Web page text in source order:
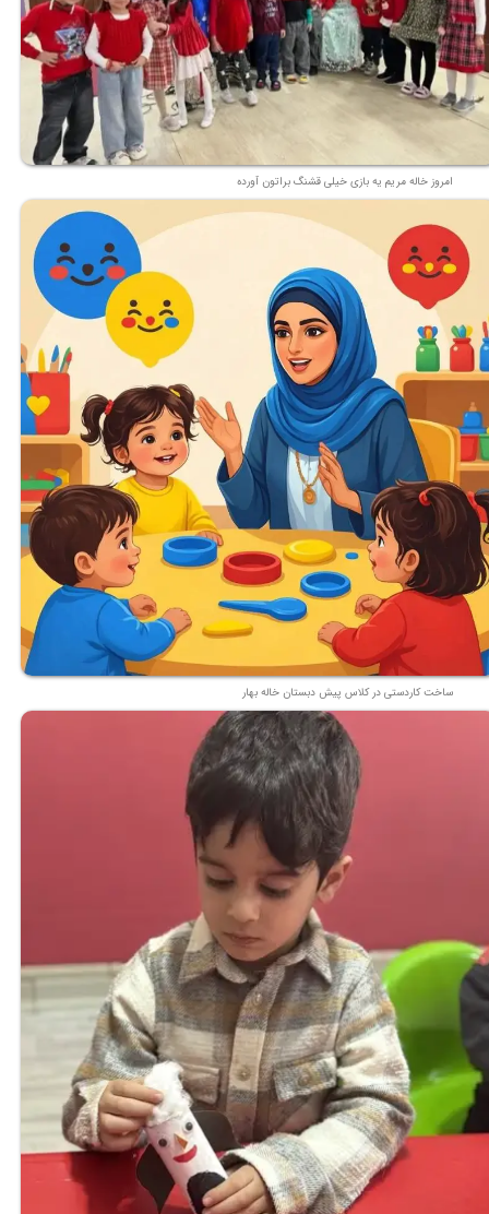
امروز خاله مریم یه بازی خیلی قشنگ براتون آورده
ساخت کاردستی در کلاس پیش دبستان خاله بهار